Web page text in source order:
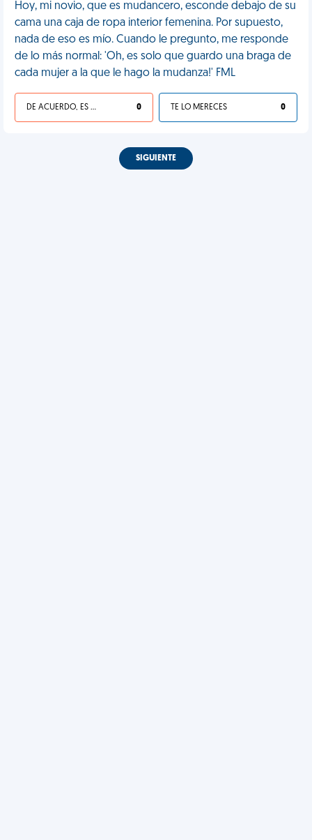
Hoy, mi novio, que es mudancero, esconde debajo de su
cama una caja de ropa interior femenina. Por supuesto,
nada de eso es mío. Cuando le pregunto, me responde
de lo más normal: 'Oh, es solo que guardo una braga de
cada mujer a la que le hago la mudanza!' FML
DE ACUERDO, ES UNA VIDA HP 0 TE LO MERECES 0
SIGUIENTE